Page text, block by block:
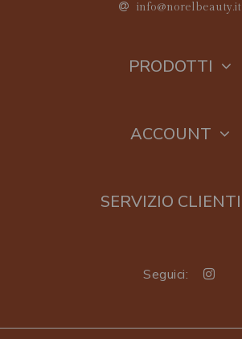
info@norelbeauty.it
PRODOTTI
ACCOUNT
SERVIZIO CLIENTI
Seguici: